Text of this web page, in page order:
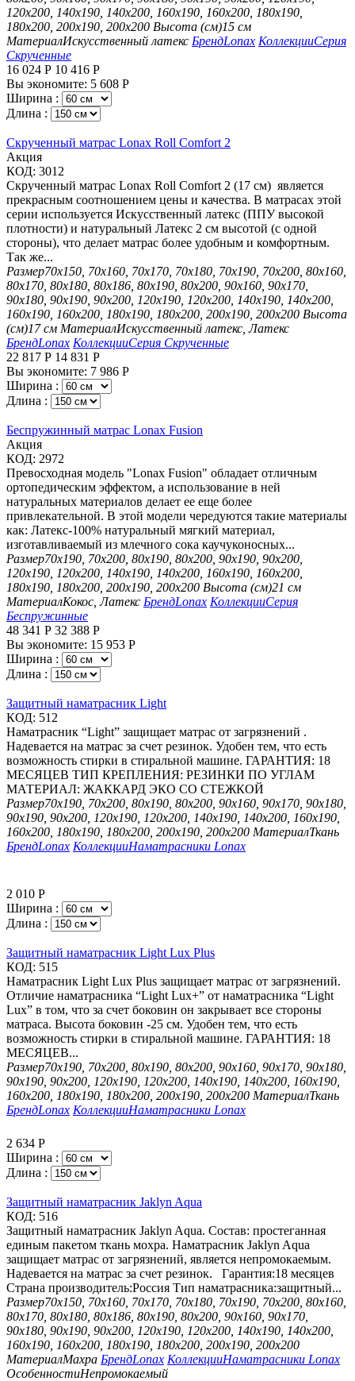
120х200, 140х190, 140х200, 160х190, 160х200, 180х190,
180х200, 200х190, 200х200 Высота (см)15 см
МатериалИскусственный латекс БрендLonax КоллекцииСерия
Скрученные
16 024 Р 10 416 Р
Вы экономите: 5 608 Р
Ширина :
Длина :
Скрученный матрас Lonax Roll Comfort 2
Aкция
КОД: 3012
Скрученный матрас Lonax Roll Comfort 2 (17 см) является
прекрасным соотношением цены и качества. В матрасах этой
серии используется Искусственный латекс (ППУ высокой
плотности) и натуральный Латекс 2 см высотой (с одной
стороны), что делает матрас более удобным и комфортным.
Так же...
Размер70х150, 70х160, 70х170, 70х180, 70х190, 70х200, 80х160,
80х170, 80х180, 80х186, 80х190, 80х200, 90х160, 90х170,
90х180, 90х190, 90х200, 120х190, 120х200, 140х190, 140х200,
160х190, 160х200, 180х190, 180х200, 200х190, 200х200 Высота
(см)17 см МатериалИскусственный латекс, Латекс
БрендLonax КоллекцииСерия Скрученные
22 817 Р 14 831 Р
Вы экономите: 7 986 Р
Ширина :
Длина :
Беспружинный матрас Lonax Fusion
Aкция
КОД: 2972
Превосходная модель "Lonax Fusion" обладает отличным
ортопедическим эффектом, а использование в ней
натуральных материалов делает ее еще более
привлекательной. В этой модели чередуются такие материалы
как: Латекс-100% натуральный мягкий материал,
изготавливаемый из млечного сока каучуконосных...
Размер70х190, 70х200, 80х190, 80х200, 90х190, 90х200,
120х190, 120х200, 140х190, 140х200, 160х190, 160х200,
180х190, 180х200, 200х190, 200х200 Высота (см)21 см
МатериалКокос, Латекс БрендLonax КоллекцииСерия
Беспружинные
48 341 Р 32 388 Р
Вы экономите: 15 953 Р
Ширина :
Длина :
Защитный наматрасник Light
КОД: 512
Наматрасник “Light” защищает матрас от загрязнений .
Надевается на матрас за счет резинок. Удобен тем, что есть
возможность стирки в стиральной машине. ГАРАНТИЯ: 18
МЕСЯЦЕВ ТИП КРЕПЛЕНИЯ: РЕЗИНКИ ПО УГЛАМ
МАТЕРИАЛ: ЖАККАРД ЭКО СО СТЕЖКОЙ
Размер70х190, 70х200, 80х190, 80х200, 90х160, 90х170, 90х180,
90х190, 90х200, 120х190, 120х200, 140х190, 140х200, 160х190,
160х200, 180х190, 180х200, 200х190, 200х200 МатериалТкань
БрендLonax КоллекцииНаматрасники Lonax
2 010 Р
Ширина :
Длина :
Защитный наматрасник Light Lux Plus
КОД: 515
Наматрасник Light Lux Plus защищает матрас от загрязнений.
Отличие наматрасника “Light Lux+” от наматрасника “Light
Lux” в том, что за счет боковин он закрывает все стороны
матраса. Высота боковин -25 см. Удобен тем, что есть
возможность стирки в стиральной машине. ГАРАНТИЯ: 18
МЕСЯЦЕВ...
Размер70х190, 70х200, 80х190, 80х200, 90х160, 90х170, 90х180,
90х190, 90х200, 120х190, 120х200, 140х190, 140х200, 160х190,
160х200, 180х190, 180х200, 200х190, 200х200 МатериалТкань
БрендLonax КоллекцииНаматрасники Lonax
2 634 Р
Ширина :
Длина :
Защитный наматрасник Jaklyn Aqua
КОД: 516
Защитный наматрасник Jaklyn Aqua. Состав: простеганная
единым пакетом ткань мохра. Наматрасник Jaklyn Aqua
защищает матрас от загрязнений, является непромокаемым.
Надевается на матрас за счет резинок. Гарантия:18 месяцев
Страна производитель:Россия Тип наматрасника:защитный...
Размер70х150, 70х160, 70х170, 70х180, 70х190, 70х200, 80х160,
80х170, 80х180, 80х186, 80х190, 80х200, 90х160, 90х170,
90х180, 90х190, 90х200, 120х190, 120х200, 140х190, 140х200,
160х190, 160х200, 180х190, 180х200, 200х190, 200х200
МатериалМахра БрендLonax КоллекцииНаматрасники Lonax
ОсобенностиНепромокаемый